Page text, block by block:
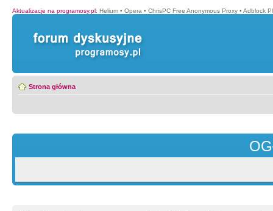
Aktualizacje na programosy.pl: Helium • Opera • ChrisPC Free Anonymous Proxy • Adblock
Strona główna